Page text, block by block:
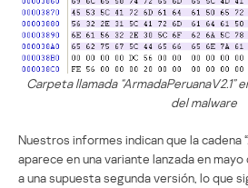
Carpeta llamada “ArmadaPeruanaV2.1”
del malware
Nuestros informes indican que la cadena
aparece en una variante lanzada en
a una supuesta segunda versión, lo que